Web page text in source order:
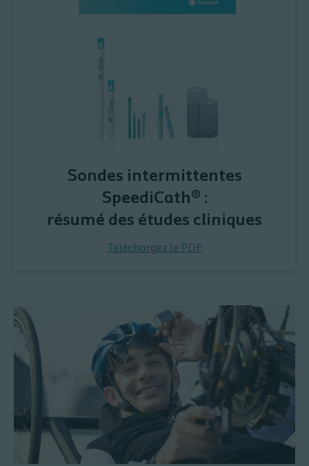
Sondes intermittentes
SpeediCath® :
résumé des études cliniques
Téléchargez le PDF